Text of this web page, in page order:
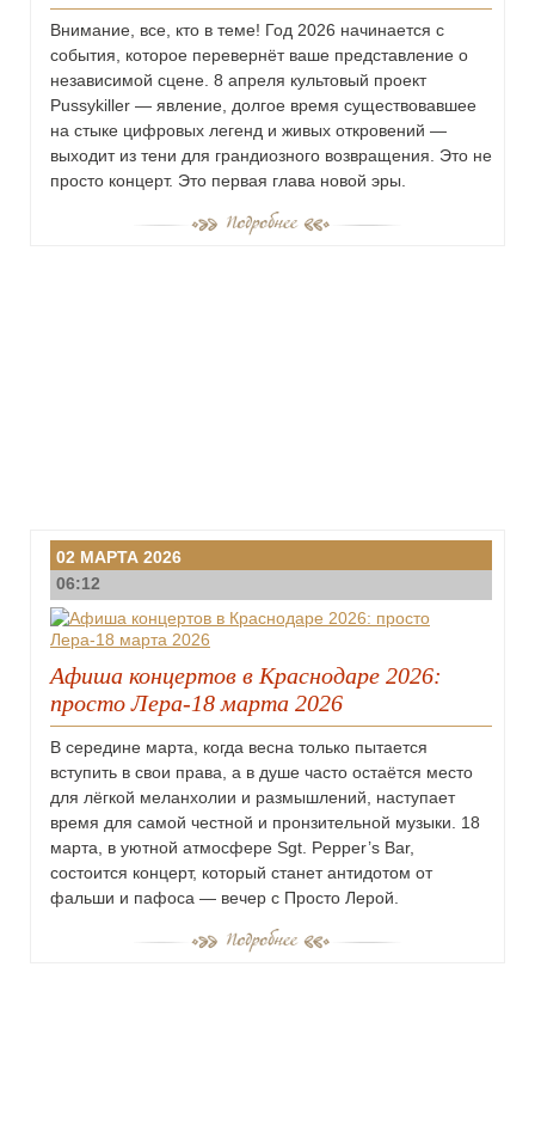
Внимание, все, кто в теме! Год 2026 начинается с
события, которое перевернёт ваше представление о
независимой сцене. 8 апреля культовый проект
Pussykiller — явление, долгое время существовавшее
на стыке цифровых легенд и живых откровений —
выходит из тени для грандиозного возвращения. Это не
просто концерт. Это первая глава новой эры.
02 МАРТА 2026
06:12
Афиша концертов в Краснодаре 2026:
просто Лера-18 марта 2026
В середине марта, когда весна только пытается
вступить в свои права, а в душе часто остаётся место
для лёгкой меланхолии и размышлений, наступает
время для самой честной и пронзительной музыки. 18
марта, в уютной атмосфере Sgt. Pepper’s Bar,
состоится концерт, который станет антидотом от
фальши и пафоса — вечер с Просто Лерой.